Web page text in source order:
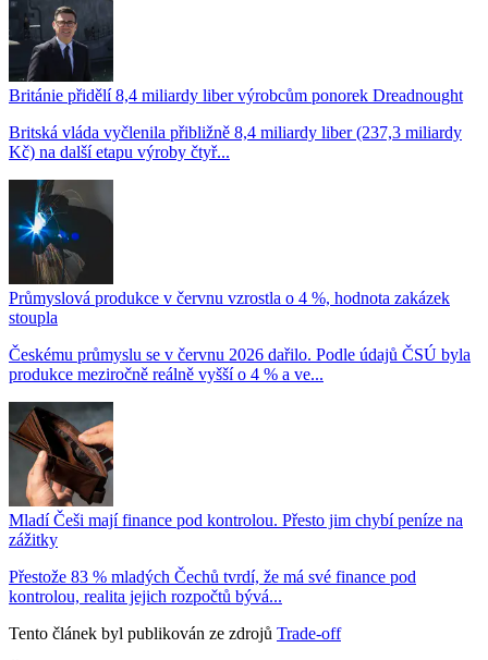
Británie přidělí 8,4 miliardy liber výrobcům ponorek Dreadnought
Britská vláda vyčlenila přibližně 8,4 miliardy liber (237,3 miliardy
Kč) na další etapu výroby čtyř...
Průmyslová produkce v červnu vzrostla o 4 %, hodnota zakázek
stoupla
Českému průmyslu se v červnu 2026 dařilo. Podle údajů ČSÚ byla
produkce meziročně reálně vyšší o 4 % a ve...
Mladí Češi mají finance pod kontrolou. Přesto jim chybí peníze na
zážitky
Přestože 83 % mladých Čechů tvrdí, že má své finance pod
kontrolou, realita jejich rozpočtů bývá...
Tento článek byl publikován ze zdrojů Trade-off